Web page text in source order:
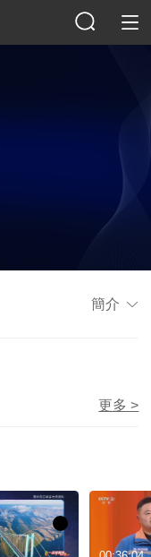
簡介
更多 >